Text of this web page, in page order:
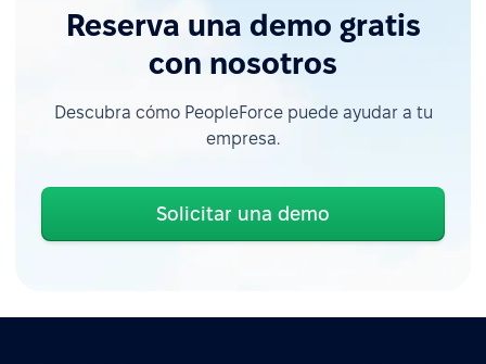
Reserva una demo gratis
con nosotros
Descubra cómo PeopleForce puede ayudar a tu
empresa.
Solicitar una demo